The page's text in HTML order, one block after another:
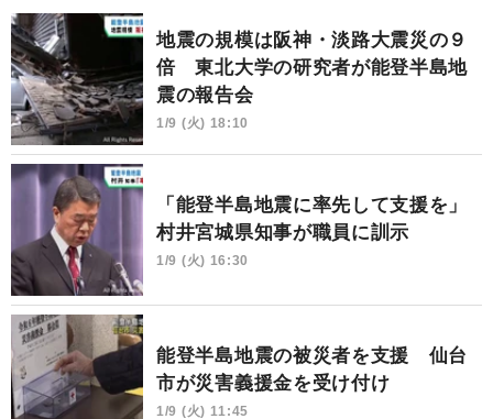
地震の規模は阪神・淡路大震災の９
倍 東北大学の研究者が能登半島地
震の報告会
1/9 (火) 18:10
「能登半島地震に率先して支援を」
村井宮城県知事が職員に訓示
1/9 (火) 16:30
能登半島地震の被災者を支援 仙台
市が災害義援金を受け付け
1/9 (火) 11:45